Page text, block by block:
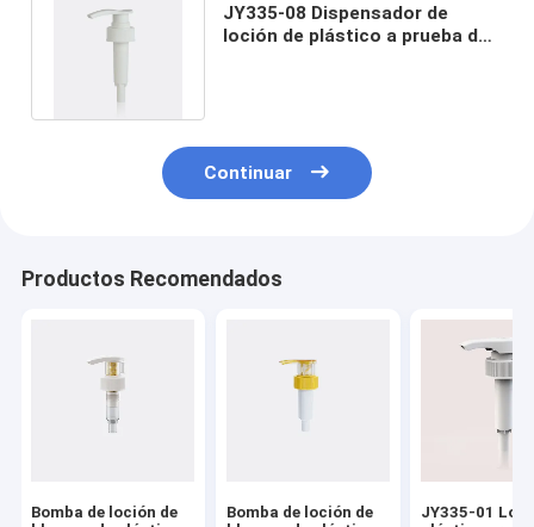
JY335-08 Dispensador de
loción de plástico a prueba de
Continuar
Productos Recomendados
Bomba de loción de
Bomba de loción de
JY335-01